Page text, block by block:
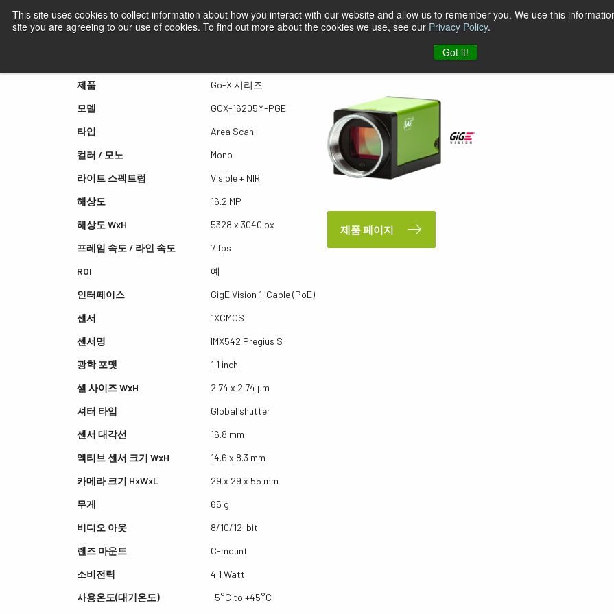
This site uses cookies to collect information about how you interact with our website and allow us to remember you. We use this
site you are agreeing to our use of cookies. To find out more about the cookies we use, see our Privacy Policy.
Got it!
퀵뷰 GOX-16205M-PGE
제품
Go-X 시리즈
모델
GOX-16205M-PGE
타입
Area Scan
컬러 / 모노
Mono
라이트 스펙트럼
Visible + NIR
해상도
16.2 MP
해상도 WxH
5328 x 3040 px
프레임 속도 / 라인 속도
7 fps
ROI
예
인터페이스
GigE Vision 1-Cable (PoE)
센서
1XCMOS
센서명
IMX542 Pregius S
광학 포맷
1.1 inch
셀 사이즈 WxH
2.74 x 2.74 µm
셔터 타입
Global shutter
센서 대각선
16.8 mm
엑티브 센서 크기 WxH
14.6 x 8.3 mm
카메라 크기 HxWxL
29 x 29 x 55 mm
무게
65 g
비디오 아웃
8/10/12-bit
렌즈 마운트
C-mount
소비전력
4.1 Watt
사용온도(대기온도)
-5°C to +45°C
제품 페이지